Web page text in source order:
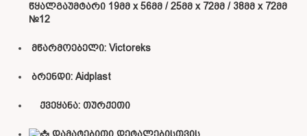
წყალგაუმტარი 19მმ x 56მმ / 25მმ x 72მმ / 38მმ x 72მმ
№12
მწარმოებელი: Victoreks
ბრენდი: Aidplast
ქვეყანა: თურქეთი